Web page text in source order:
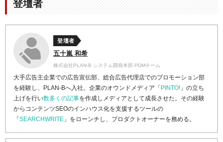
登壇者
登壇者
五十嵐 和希
株式会社PLAN-B システム開発本部 PDMチーム
大手広告主企業での広告宣伝部、総合広告代理店でのプロモーション部
を経験し、PLAN-Bへ入社。企業のオウンドメディア「PINTO! 」の立ち
上げを行い数多くの記事を作成しメディアとして成長させた。その経験
からコンテンツSEOのインハウス化を支援するツールの
「SEARCHWRITE 」をローンチし、プロダクトオーナーを務める。